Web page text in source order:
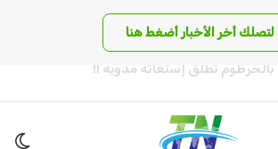
لتصلك أخر الأخبار أضغط هنا